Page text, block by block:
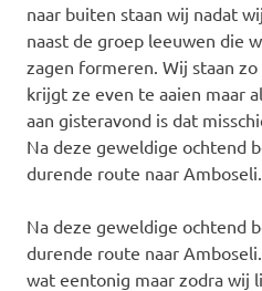
naar buiten staan wij nadat
naast de groep leeuwen die
zagen formeren. Wij staan
krijgt ze even te aaien maar
aan gisteravond is dat
Na deze geweldige ochtend
durende route naar Amboseli.
Na deze geweldige ochtend
durende route naar
wat eentonig maar zodra wij